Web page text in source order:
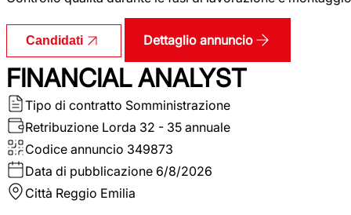
Candidati Dettaglio annuncio
FINANCIAL ANALYST
Tipo di contratto Somministrazione
Retribuzione Lorda 32 - 35 annuale
Codice annuncio 349873
Data di pubblicazione 6/8/2026
Città Reggio Emilia